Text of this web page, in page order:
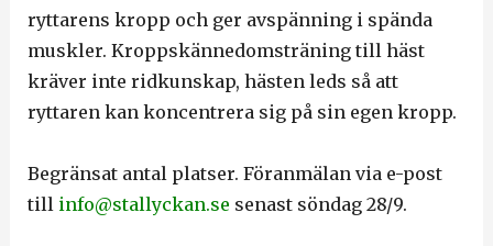
ryttarens kropp och ger avspänning i spända
muskler. Kroppskännedomsträning till häst
kräver inte ridkunskap, hästen leds så att
ryttaren kan koncentrera sig på sin egen kropp.
Begränsat antal platser. Föranmälan via e-post
till info@stallyckan.se senast söndag 28/9.